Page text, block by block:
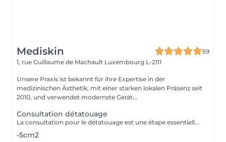
Mediskin
59
1, rue Guillaume de Machault Luxembourg L-2111
Unsere Praxis ist bekannt für ihre Expertise in der
medizinischen Ästhetik, mit einer starken lokalen Präsenz seit
2010, und verwendet modernste Gerät...
Consultation détatouage
La consultation pour le détatouage est une étape essentielle avant le traitement. Elle permet d'évaluer la taille, les couleurs et la profondeur du tatouage, ainsi que le type de peau du patient. Le professionnel explique le déroulement du traitement, le nombre de séances nécessaires et les éventuels effets secondaires. C'est aussi le moment pour poser toutes vos questions et discuter des attentes en termes de résultats
-5cm2